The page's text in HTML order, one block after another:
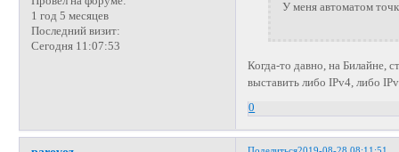
1 год 5 месяцев
Последний визит:
Сегодня 11:07:53
У меня автоматом
Когда-то давно, на Билайне,
выставить либо IPv4, либо
0
Поделиться2019-08-28 08:11:51